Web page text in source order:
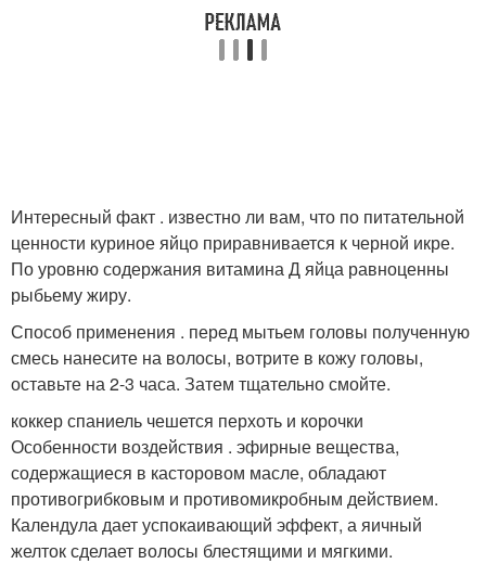
Интересный факт . известно ли вам, что по питательной
ценности куриное яйцо приравнивается к черной икре.
По уровню содержания витамина Д яйца равноценны
рыбьему жиру.
Способ применения . перед мытьем головы полученную
смесь нанесите на волосы, вотрите в кожу головы,
оставьте на 2-3 часа. Затем тщательно смойте.
коккер спаниель чешется перхоть и корочки
Особенности воздействия . эфирные вещества,
содержащиеся в касторовом масле, обладают
противогрибковым и противомикробным действием.
Календула дает успокаивающий эффект, а яичный
желток сделает волосы блестящими и мягкими.